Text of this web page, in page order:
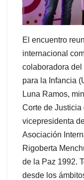
El encuentro
internacional
colaboradora
para la Infancia
Luna Ramos,
Corte de
vicepresidenta
Asociación
Rigoberta
de la Paz 1992.
desde los